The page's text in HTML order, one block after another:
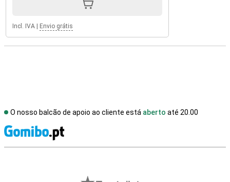
Incl. IVA Envio grátis
O nosso balcão de apoio ao cliente está aberto até 20.00